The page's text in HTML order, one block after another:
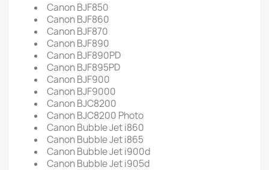
Canon BJF850
Canon BJF860
Canon BJF870
Canon BJF890
Canon BJF890PD
Canon BJF895PD
Canon BJF900
Canon BJF9000
Canon BJC8200
Canon BJC8200 Photo
Canon Bubble Jet i860
Canon Bubble Jet i865
Canon Bubble Jet i900d
Canon Bubble Jet i905d